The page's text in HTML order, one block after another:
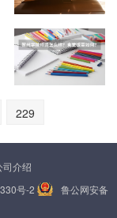
229
司介绍
号-2
鲁公网安备